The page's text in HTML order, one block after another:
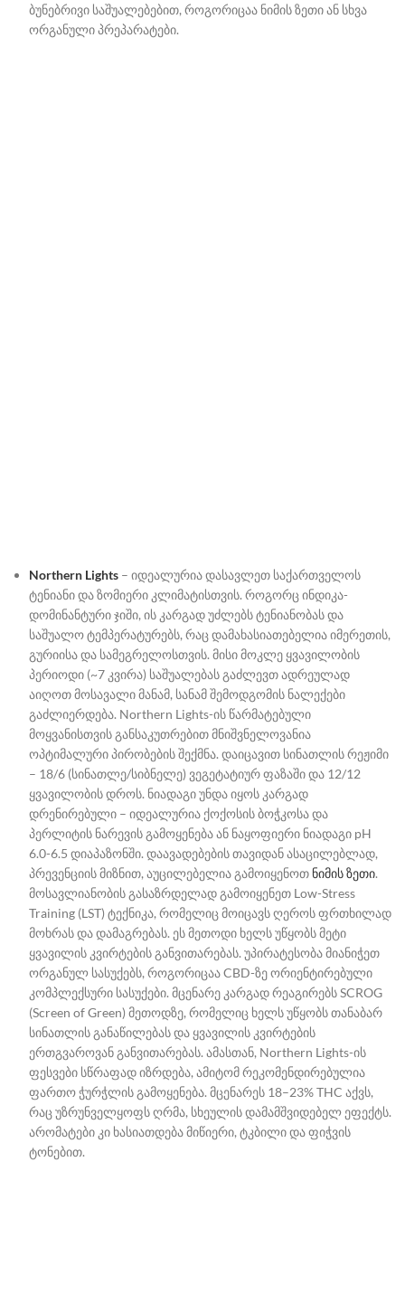
ბუნებრივი საშუალებებით, როგორიცაა ნიმის ზეთი ან სხვა
ორგანული პრეპარატები.
Northern Lights – იდეალურია დასავლეთ საქართველოს
ტენიანი და ზომიერი კლიმატისთვის. როგორც ინდიკა-
დომინანტური ჯიში, ის კარგად უძლებს ტენიანობას და
საშუალო ტემპერატურებს, რაც დამახასიათებელია იმერეთის,
გურიისა და სამეგრელოსთვის. მისი მოკლე ყვავილობის
პერიოდი (~7 კვირა) საშუალებას გაძლევთ ადრეულად
აიღოთ მოსავალი მანამ, სანამ შემოდგომის ნალექები
გაძლიერდება. Northern Lights-ის წარმატებული
მოყვანისთვის განსაკუთრებით მნიშვნელოვანია
ოპტიმალური პირობების შექმნა. დაიცავით სინათლის რეჟიმი
– 18/6 (სინათლე/სიბნელე) ვეგეტატიურ ფაზაში და 12/12
ყვავილობის დროს. ნიადაგი უნდა იყოს კარგად
დრენირებული – იდეალურია ქოქოსის ბოჭკოსა და
პერლიტის ნარევის გამოყენება ან ნაყოფიერი ნიადაგი pH
6.0-6.5 დიაპაზონში. დაავადებების თავიდან ასაცილებლად,
პრევენციის მიზნით, აუცილებელია გამოიყენოთ ნიმის ზეთი.
მოსავლიანობის გასაზრდელად გამოიყენეთ Low-Stress
Training (LST) ტექნიკა, რომელიც მოიცავს ღეროს ფრთხილად
მოხრას და დამაგრებას. ეს მეთოდი ხელს უწყობს მეტი
ყვავილის კვირტების განვითარებას. უპირატესობა მიანიჭეთ
ორგანულ სასუქებს, როგორიცაა CBD-ზე ორიენტირებული
კომპლექსური სასუქები. მცენარე კარგად რეაგირებს SCROG
(Screen of Green) მეთოდზე, რომელიც ხელს უწყობს თანაბარ
სინათლის განაწილებას და ყვავილის კვირტების
ერთგვაროვან განვითარებას. ამასთან, Northern Lights-ის
ფესვები სწრაფად იზრდება, ამიტომ რეკომენდირებულია
ფართო ჭურჭლის გამოყენება. მცენარეს 18–23% THC აქვს,
რაც უზრუნველყოფს ღრმა, სხეულის დამამშვიდებელ ეფექტს.
არომატები კი ხასიათდება მიწიერი, ტკბილი და ფიჭვის
ტონებით.